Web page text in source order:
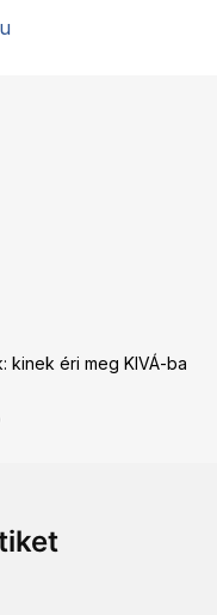
kinek éri meg KIVÁ-ba